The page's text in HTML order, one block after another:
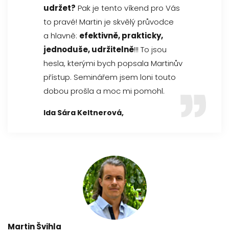
udržet? Pak je tento víkend pro Vás
to pravé! Martin je skvělý průvodce
a hlavně: efektivně, prakticky,
jednoduše, udržitelně!!! To jsou
hesla, kterými bych popsala Martinův
přístup. Seminářem jsem loni touto
dobou prošla a moc mi pomohl.
Ida Sára Keltnerová,
Martin Švihla